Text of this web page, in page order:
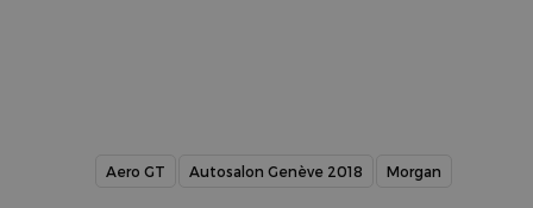
Aero GT Autosalon Genève 2018 Morgan